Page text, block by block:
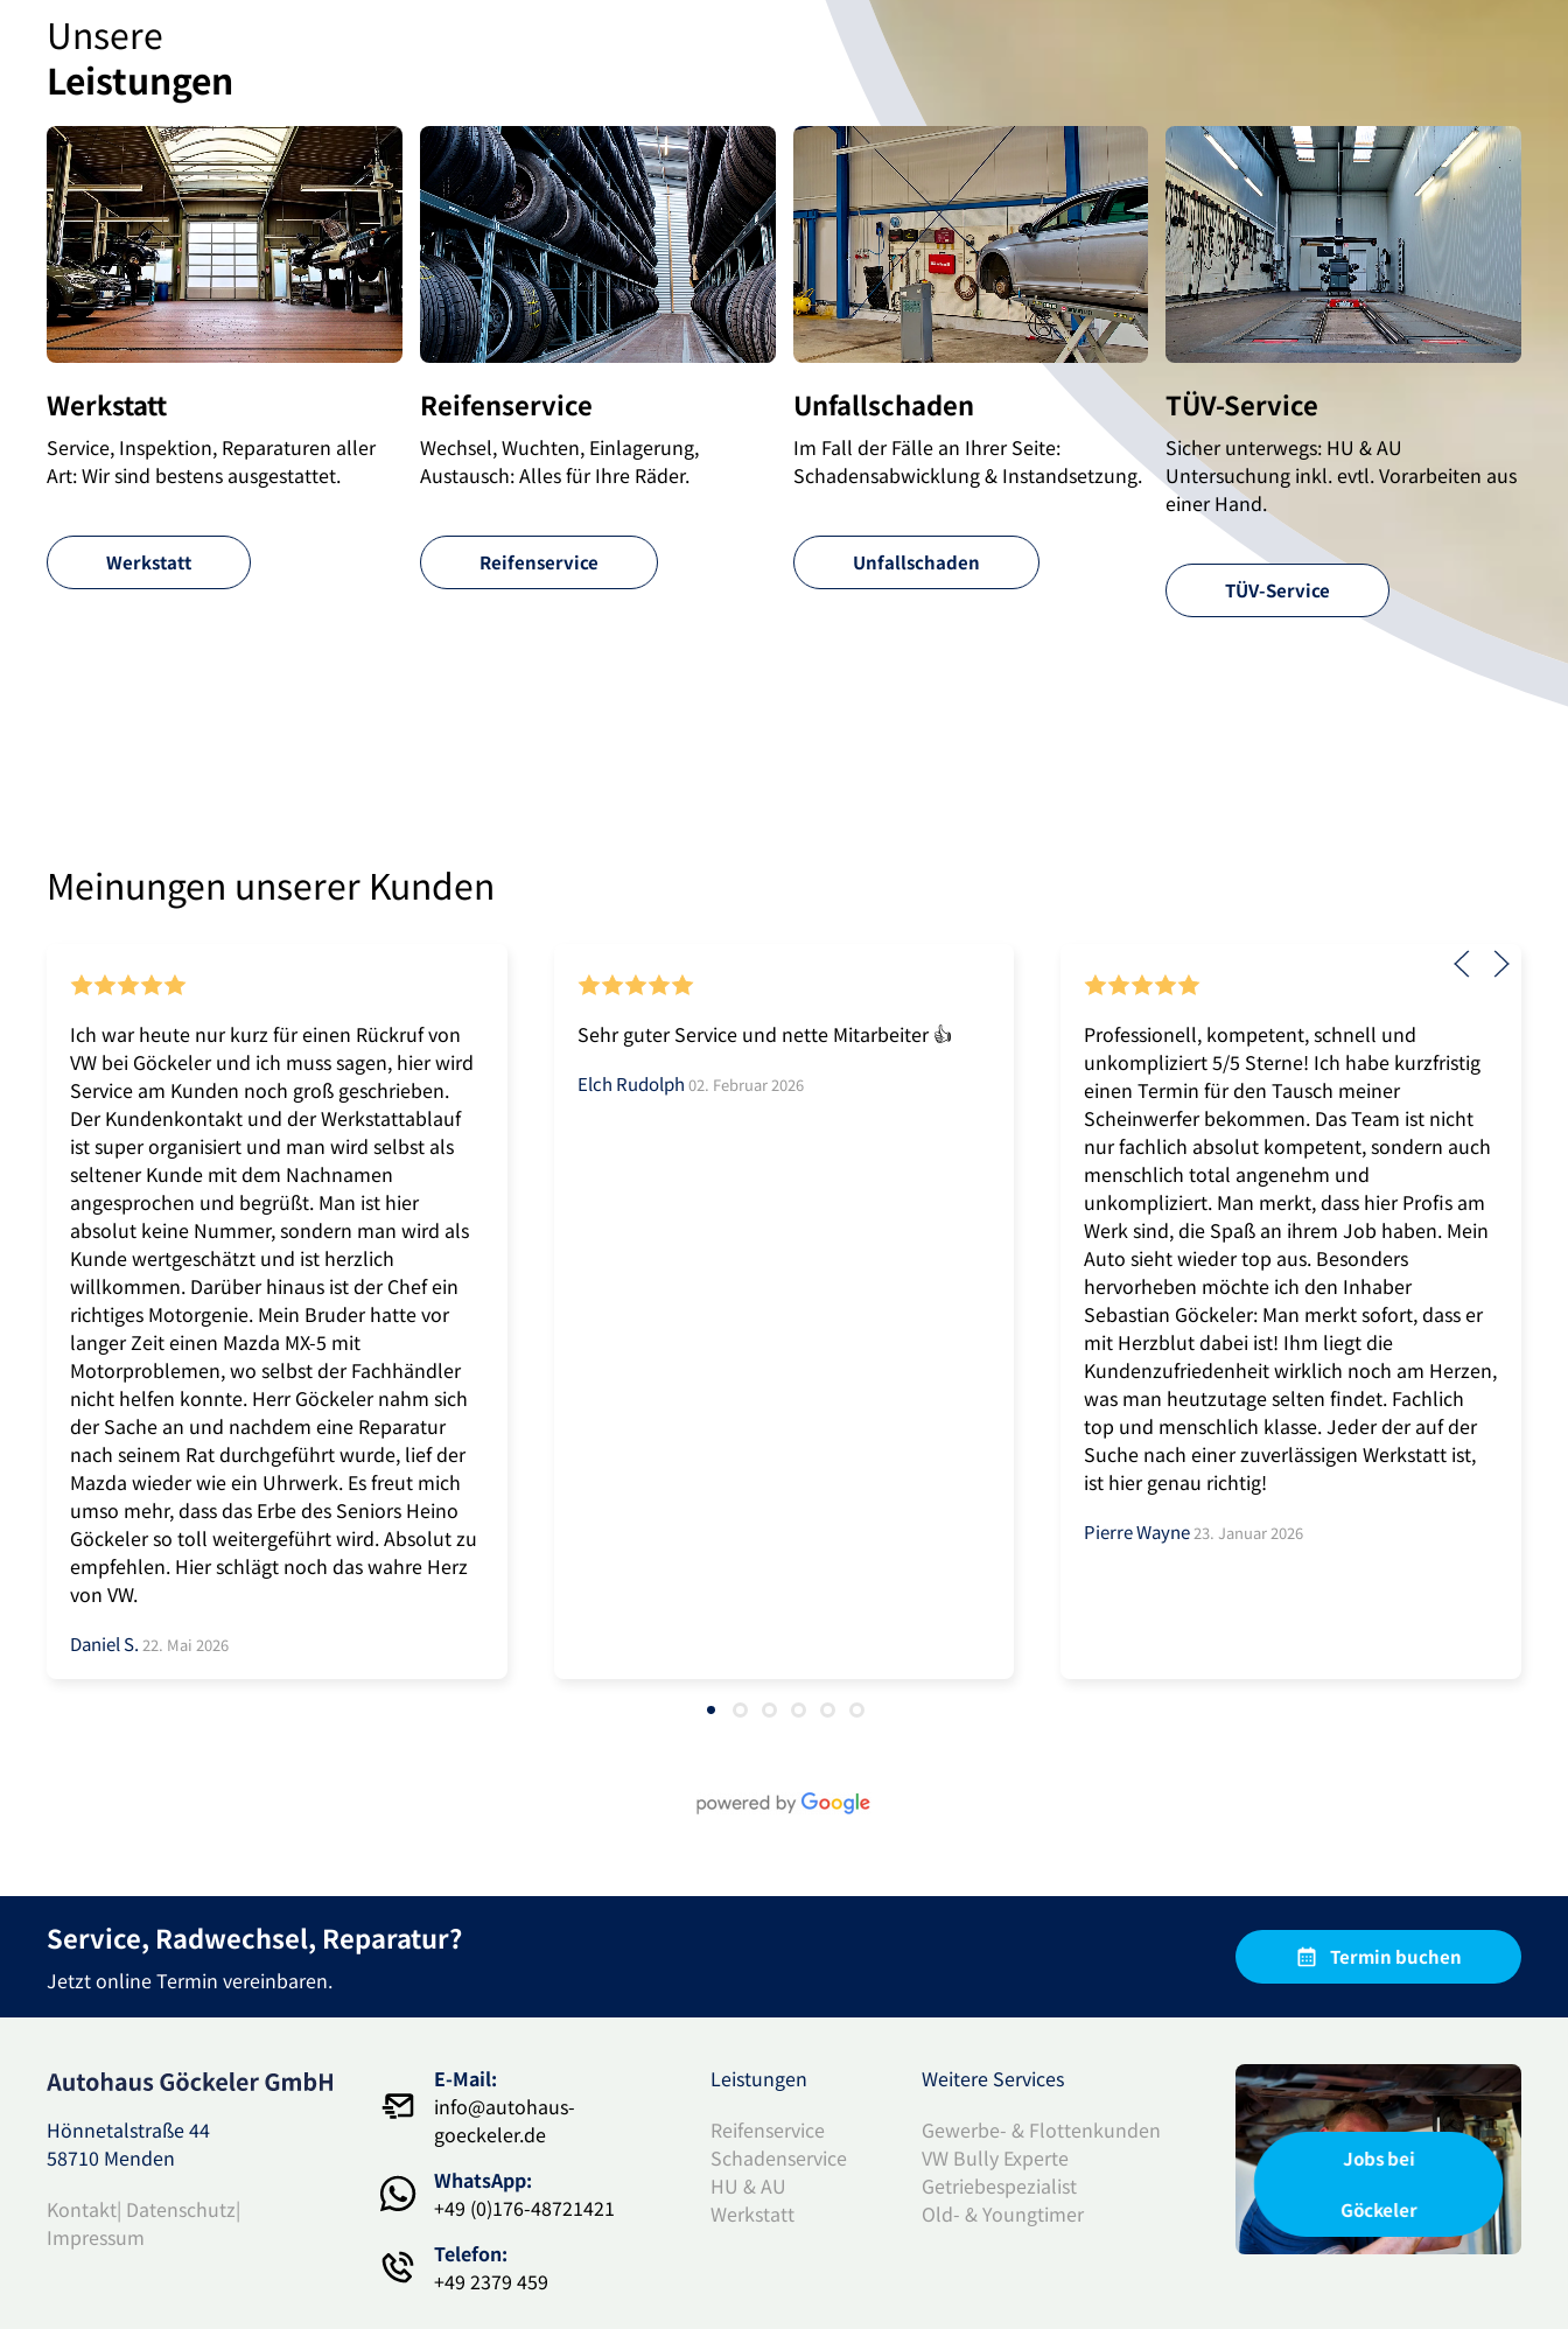
Unsere
Leistungen
Werkstatt
Service, Inspektion, Reparaturen aller
Art: Wir sind bestens ausgestattet.
Werkstatt
Reifenservice
Wechsel, Wuchten, Einlagerung,
Austausch: Alles für Ihre Räder.
Reifenservice
Unfallschaden
Im Fall der Fälle an Ihrer Seite:
Schadensabwicklung & Instandsetzung.
Unfallschaden
TÜV-Service
Sicher unterwegs: HU & AU
Untersuchung inkl. evtl. Vorarbeiten aus
einer Hand.
TÜV-Service
Meinungen unserer Kunden
Ich war heute nur kurz für einen Rückruf von
VW bei Göckeler und ich muss sagen, hier wird
Service am Kunden noch groß geschrieben.
Der Kundenkontakt und der Werkstattablauf
ist super organisiert und man wird selbst als
seltener Kunde mit dem Nachnamen
angesprochen und begrüßt. Man ist hier
absolut keine Nummer, sondern man wird als
Kunde wertgeschätzt und ist herzlich
willkommen. Darüber hinaus ist der Chef ein
richtiges Motorgenie. Mein Bruder hatte vor
langer Zeit einen Mazda MX-5 mit
Motorproblemen, wo selbst der Fachhändler
nicht helfen konnte. Herr Göckeler nahm sich
der Sache an und nachdem eine Reparatur
nach seinem Rat durchgeführt wurde, lief der
Mazda wieder wie ein Uhrwerk. Es freut mich
umso mehr, dass das Erbe des Seniors Heino
Göckeler so toll weitergeführt wird. Absolut zu
empfehlen. Hier schlägt noch das wahre Herz
von VW.
Daniel S. 22. Mai 2026
Sehr guter Service und nette Mitarbeiter 👍
Elch Rudolph 02. Februar 2026
Professionell, kompetent, schnell und
unkompliziert 5/5 Sterne! Ich habe kurzfristig
einen Termin für den Tausch meiner
Scheinwerfer bekommen. Das Team ist nicht
nur fachlich absolut kompetent, sondern auch
menschlich total angenehm und
unkompliziert. Man merkt, dass hier Profis am
Werk sind, die Spaß an ihrem Job haben. Mein
Auto sieht wieder top aus. Besonders
hervorheben möchte ich den Inhaber
Sebastian Göckeler: Man merkt sofort, dass er
mit Herzblut dabei ist! Ihm liegt die
Kundenzufriedenheit wirklich noch am Herzen,
was man heutzutage selten findet. Fachlich
top und menschlich klasse. Jeder der auf der
Suche nach einer zuverlässigen Werkstatt ist,
ist hier genau richtig!
Pierre Wayne23. Januar 2026
Service, Radwechsel, Reparatur?
Jetzt online Termin vereinbaren.
Termin buchen
Hönnetalstraße 44
58710 Menden
Kontakt| Datenschutz|
Impressum
E-Mail:
info@autohaus-
goeckeler.de
WhatsApp:
+49 (0)176-48721421
Telefon:
+49 2379 459
Leistungen
Reifenservice
Schadenservice
HU & AU
Werkstatt
Weitere Services
Gewerbe- & Flottenkunden
VW Bully Experte
Getriebespezialist
Old- & Youngtimer
Jobs bei
Göckeler